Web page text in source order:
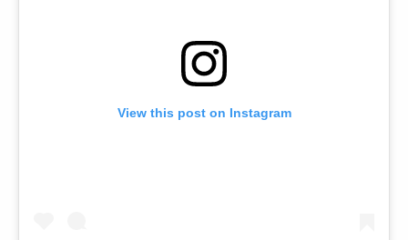
View this post on Instagram